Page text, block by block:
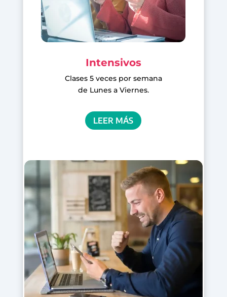
Intensivos
Clases 5 veces por semana
de Lunes a Viernes.
LEER MÁS